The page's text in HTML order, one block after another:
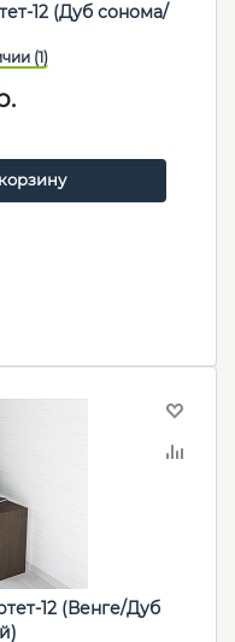
12 (Дуб сонома/
12 (Венге/Дуб